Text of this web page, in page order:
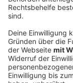
aufspießen.
Die
Pfanne
Die
mit Curry,